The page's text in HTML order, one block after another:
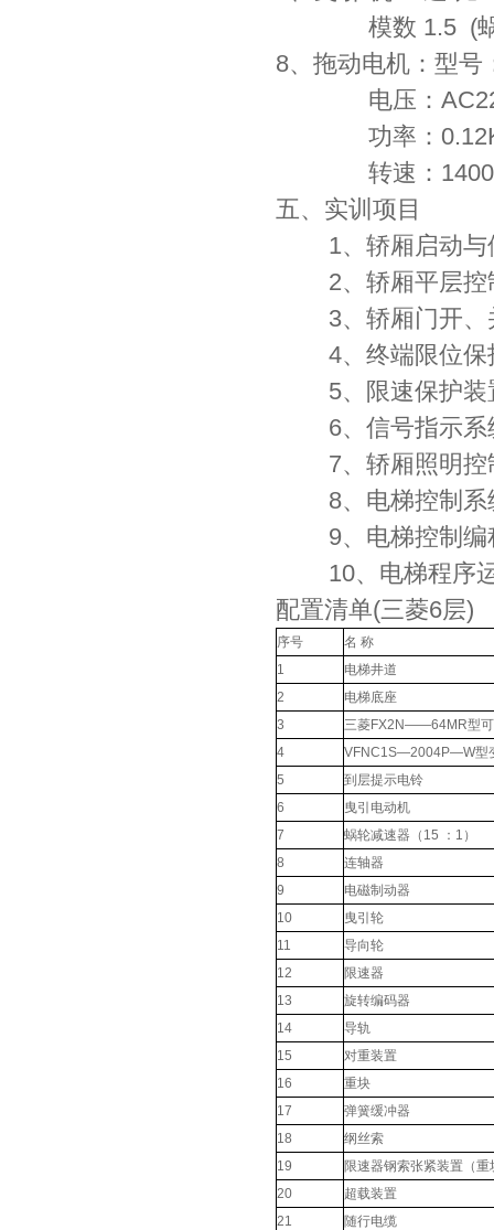
模数 1.5 (蜗
8、拖动电机：型
电压：
功率：
转速：1400
五、实训项目
1、轿厢启动与
2、轿厢平层控
3、轿厢门开、
4、终端限位保
5、限速保护装
6、信号指示系
7、轿厢照明控
8、电梯控制系
9、电梯控制编
10、电梯程序运
配置清单(三菱6层)
序号
名 称
1
电梯井道
2
电梯底座
3
三菱FX2N——64MR型可
4
VFNC1S—2004P—W型
5
到层提示电铃
6
曳引电动机
7
蜗轮减速器（15 ：1）
8
连轴器
9
电磁制动器
10
曳引轮
11
导向轮
12
限速器
13
旋转编码器
14
导轨
15
对重装置
16
重块
17
弹簧缓冲器
18
纲丝索
19
限速器钢索张紧装置（重
20
超载装置
21
随行电缆